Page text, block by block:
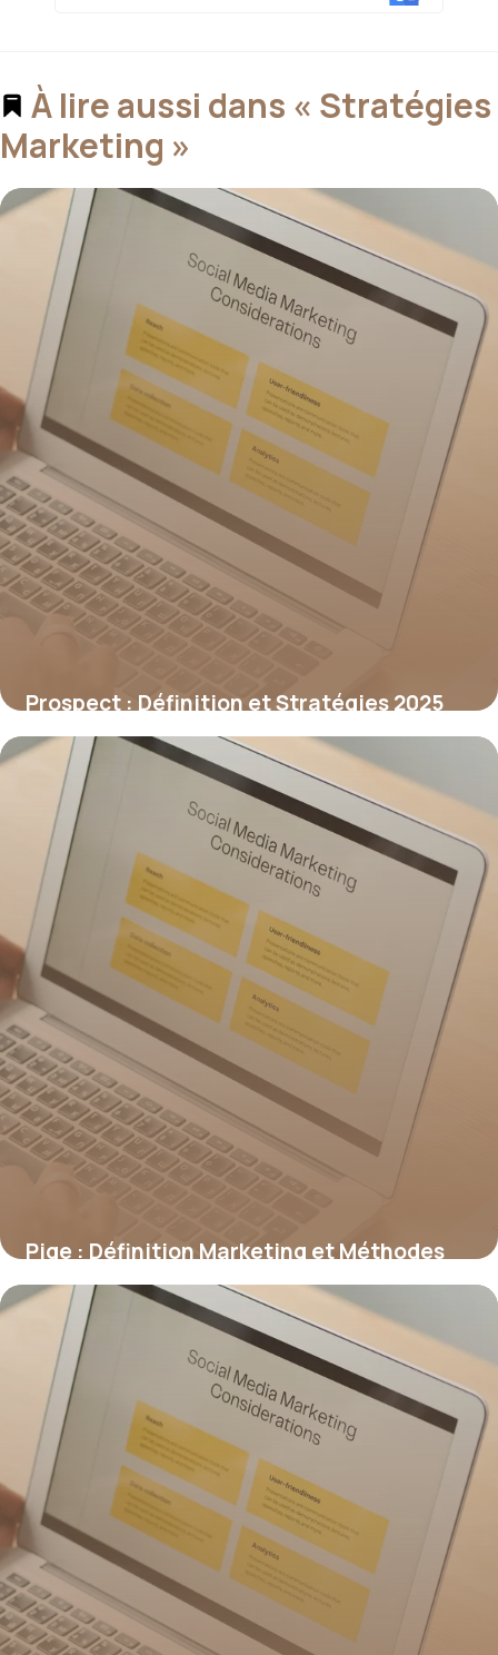
À lire aussi dans « Stratégies
Marketing »
Prospect : Définition et Stratégies 2025
1 juillet 2026
Pige : Définition Marketing et Méthodes
2026
21 juin 2026